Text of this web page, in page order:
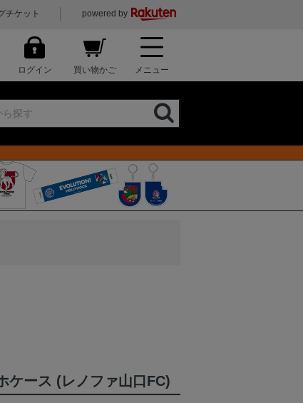
チケット powered by
ログイン 買い物かご メニュー
ケース (レノファ山口FC)